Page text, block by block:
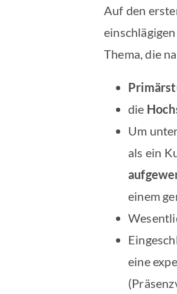
Auf den
Thema, die
die
Um
als ein
einem
eine